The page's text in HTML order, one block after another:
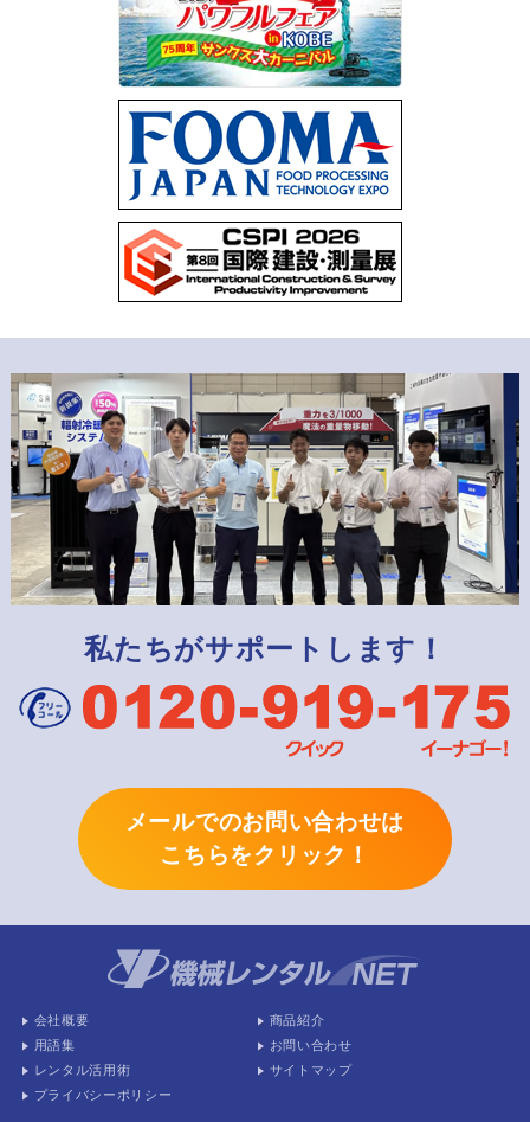
私たちがサポートします！
メールでのお問い合わせは
こちらをクリック！
会社概要
商品紹介
用語集
お問い合わせ
レンタル活用術
サイトマップ
プライバシーポリシー